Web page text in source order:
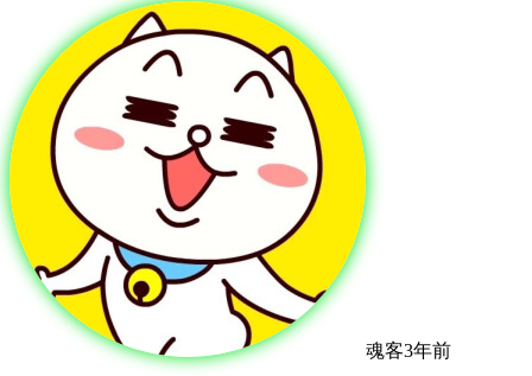
魂客3年前